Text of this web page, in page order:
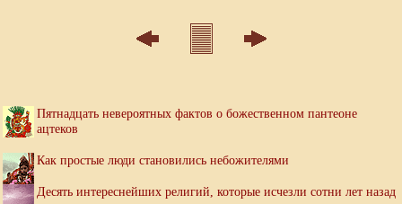
Пятнадцать невероятных фактов о божественном пантеоне
ацтеков
Как простые люди становились небожителями
Десять интереснейших религий, которые исчезли сотни лет назад